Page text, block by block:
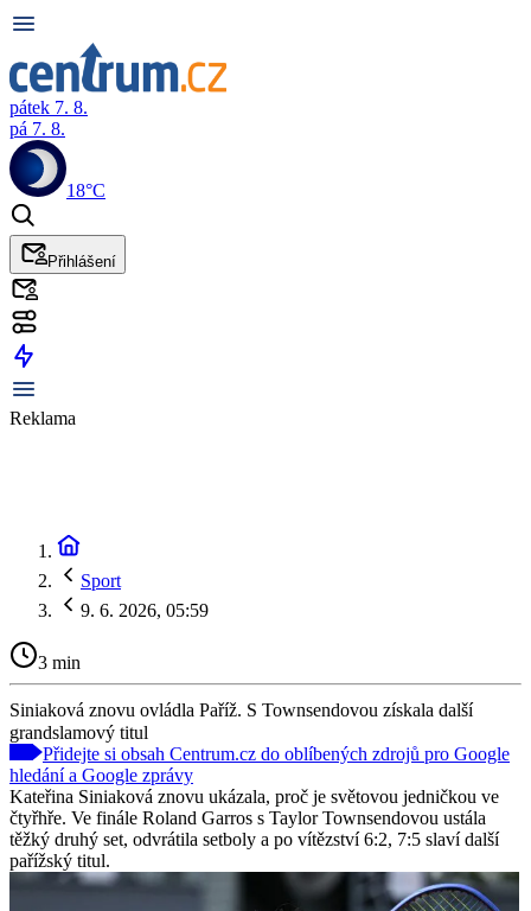
pátek 7. 8.
pá 7. 8.
18°C
Přihlášení
Reklama
Sport
9. 6. 2026, 05:59
3 min
Siniaková znovu ovládla Paříž. S Townsendovou získala další
grandslamový titul
Přidejte si obsah Centrum.cz do oblíbených zdrojů pro Google
hledání a Google zprávy
Kateřina Siniaková znovu ukázala, proč je světovou jedničkou ve
čtyřhře. Ve finále Roland Garros s Taylor Townsendovou ustála
těžký druhý set, odvrátila setboly a po vítězství 6:2, 7:5 slaví další
pařížský titul.